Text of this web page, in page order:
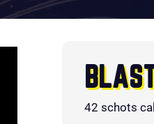
42 schots